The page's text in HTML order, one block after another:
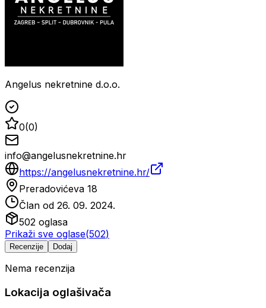
Angelus nekretnine d.o.o.
0(0)
info@angelusnekretnine.hr
https://angelusnekretnine.hr/
Preradovićeva 18
Član od 26. 09. 2024.
502 oglasa
Prikaži sve oglase(502)
Recenzije Dodaj
Nema recenzija
Lokacija oglašivača